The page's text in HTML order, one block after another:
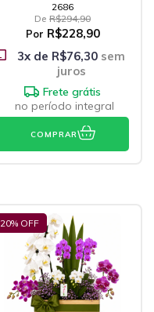
2686
De R$294,90
Por R$228,90
3x de R$76,30 sem
juros
Frete grátis
no período integral
COMPRAR
20% OFF